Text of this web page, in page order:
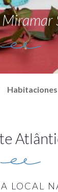
Habitaciones
LOCAL